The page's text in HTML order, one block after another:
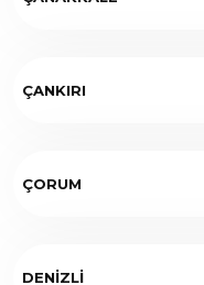
ÇANKIRI
ÇORUM
DENİZLİ